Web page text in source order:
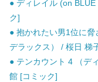
● ディレイル (on
ク]
● 抱かれたい男1位に
デラックス） / 桜日 梯
● テンカウント 4 （デ
館 [コミック]